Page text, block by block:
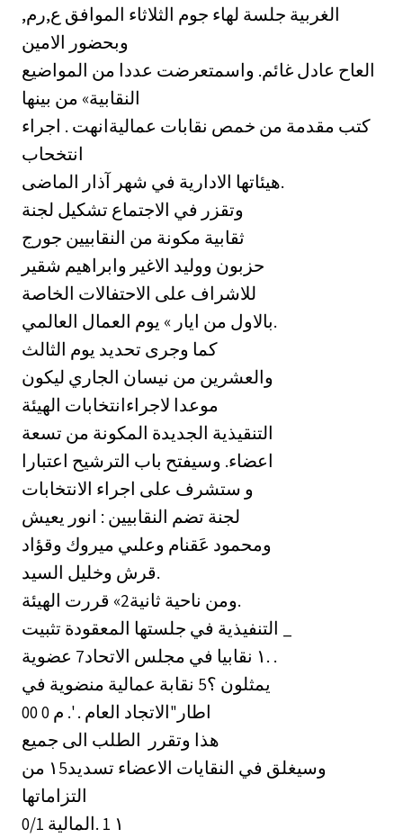
الغربية جلسة لهاء جوم الثلاثاء الموافق ع,رم,
وبحضور الامين
العاح عادل غائم. واسمتعرضت عددا من المواضيع
النقابية» من بينها
كتب مقدمة من خمص نقابات عماليةانهت . اجراء
انتخحاب
هيئاتها الادارية في شهر آذار الماضى.
وتقزر في الاجتماع تشكيل لجنة
ثقابية مكونة من النقابيين جورج
حزبون ووليد الاغير وابراهيم شقير
للاشراف على الاحتفالات الخاصة
بالاول من ايار » يوم العمال العالمي.
كما وجرى تحديد يوم الثالث
والعشرين من نيسان الجاري ليكون
موعدا لاجراءانتخابات الهيئة
التنقيذية الجديدة المكونة من تسعة
اعضاء. وسيفتح باب الترشيح اعتبارا
و ستشرف على اجراء الانتخابات
لجنة تضم النقابيين : انور يعيش
ومحمود عَقنام وعلىي ميروك وقؤاد
قرش وخليل السيد.
ومن ناحية ثانية2» قررت الهيئة.
عضوية ‎7١‏ نقابيا في مجلس الاتحاد. .
يمثلون ؟5 نقابة عمالية منضوية في
اطار"الاتجاد العام . '. م 0 00
هذا وتقرر ‏ الطلب الى جميع
من ‎١5‏ وسيغلق في النقايات الاعضاء تسديد
التزاماتها
0/1 المالية. ‎١‏ 1